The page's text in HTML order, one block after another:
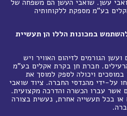
עשן. שואבי העשן הם משפחה של
בע"מ מספקת ללקוחותיה
במכונות הללו הן תעשיית
הגורמים לזיהום האוויר ויש
חברת חן בקרת אקלים בע"מ
ויכולה לספק למוסך את
על-ידי מהנדסי החברה. ציוד שואבי
אשר עברו הכשרה והדרכה מקצועית.
או בכל תעשייה אחרת, נעשית בצורה